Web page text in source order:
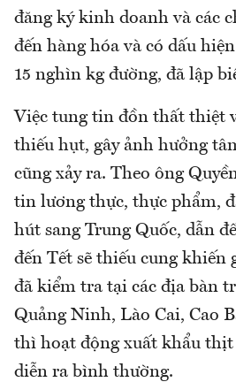
đăng ký kinh doanh và các
đến hàng hóa và có dấu
15 nghìn kg đường, đã lập
Việc tung tin đồn thất thiệt
thiếu hụt, gây ảnh hưởng
cũng xảy ra. Theo ông
tin lương thực, thực phẩm,
hút sang Trung Quốc, dẫn
đến Tết sẽ thiếu cung khiến
đã kiểm tra tại các địa bàn
Quảng Ninh, Lào Cai, Cao
thì hoạt động xuất khẩu
diễn ra bình thường.